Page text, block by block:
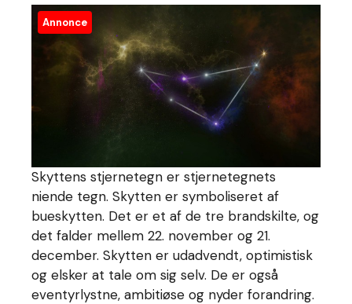
Annonce
Skyttens stjernetegn er stjernetegnets
niende tegn. Skytten er symboliseret af
bueskytten. Det er et af de tre brandskilte, og
det falder mellem 22. november og 21.
december. Skytten er udadvendt, optimistisk
og elsker at tale om sig selv. De er også
eventyrlystne, ambitiøse og nyder forandring.